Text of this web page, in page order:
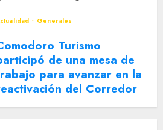
2 DE AGOSTO DE 2026
Generales
Turismo
de una mesa de
para avanzar en la
del Corredor
Integrado